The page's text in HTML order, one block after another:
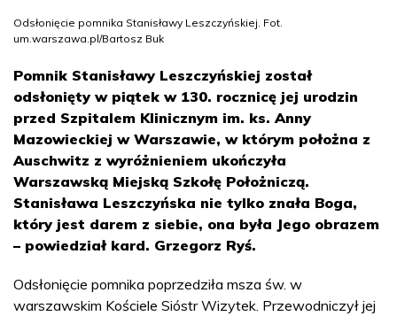
Odsłonięcie pomnika Stanisławy Leszczyńskiej. Fot.
um.warszawa.pl/Bartosz Buk
Pomnik Stanisławy Leszczyńskiej został
odsłonięty w piątek w 130. rocznicę jej urodzin
przed Szpitalem Klinicznym im. ks. Anny
Mazowieckiej w Warszawie, w którym położna z
Auschwitz z wyróżnieniem ukończyła
Warszawską Miejską Szkołę Położniczą.
Stanisława Leszczyńska nie tylko znała Boga,
który jest darem z siebie, ona była Jego obrazem
– powiedział kard. Grzegorz Ryś.
Odsłonięcie pomnika poprzedziła msza św. w
warszawskim Kościele Sióstr Wizytek. Przewodniczył jej